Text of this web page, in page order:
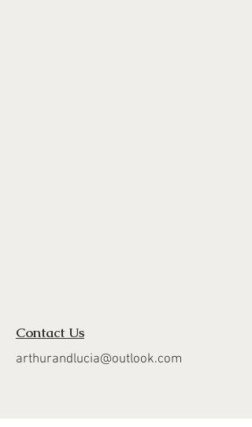
Contact Us
arthurandlucia@outlook.com